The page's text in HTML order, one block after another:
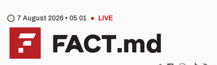
7 August 2026 • 05 01 LIVE